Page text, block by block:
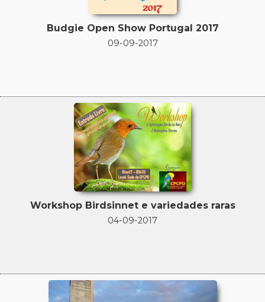
Budgie Open Show Portugal 2017
09-09-2017
Workshop Birdsinnet e variedades raras
04-09-2017